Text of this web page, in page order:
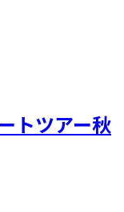
トツアー秋